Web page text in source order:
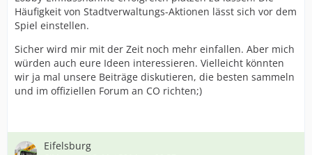
Häufigkeit von Stadtverwaltungs-Aktionen lässt sich vor dem
Spiel einstellen.
Sicher wird mir mit der Zeit noch mehr einfallen. Aber mich
würden auch eure Ideen interessieren. Vielleicht könnten
wir ja mal unsere Beiträge diskutieren, die besten sammeln
und im offiziellen Forum an CO richten;)
Eifelsburg